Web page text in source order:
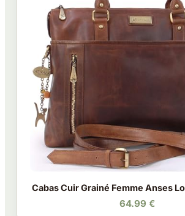
Cabas Cuir Grainé Femme Anses
64.99 €